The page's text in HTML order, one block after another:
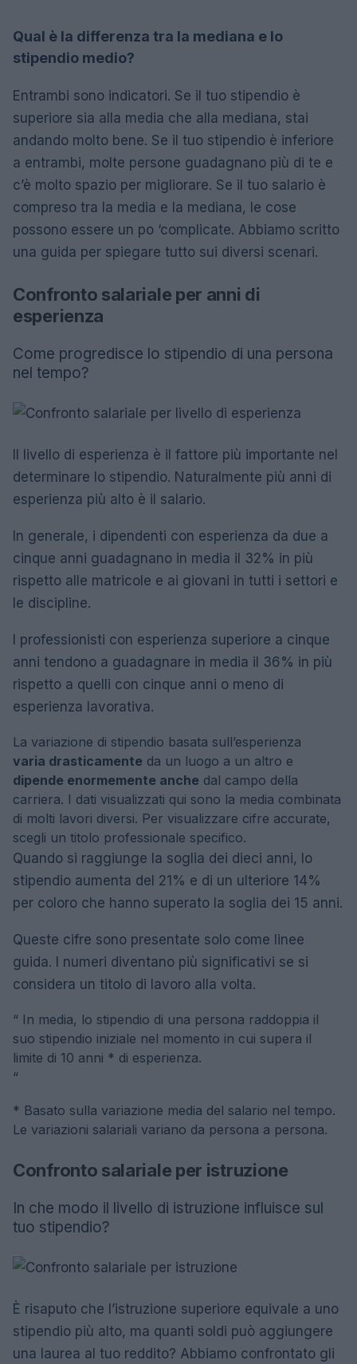
Qual è la differenza tra la mediana e lo
stipendio medio?
Entrambi sono indicatori. Se il tuo stipendio è
superiore sia alla media che alla mediana, stai
andando molto bene. Se il tuo stipendio è inferiore
a entrambi, molte persone guadagnano più di te e
c’è molto spazio per migliorare. Se il tuo salario è
compreso tra la media e la mediana, le cose
possono essere un po ‘complicate. Abbiamo scritto
una guida per spiegare tutto sui diversi scenari.
Confronto salariale per anni di
esperienza
Come progredisce lo stipendio di una persona
nel tempo?
Il livello di esperienza è il fattore più importante nel
determinare lo stipendio. Naturalmente più anni di
esperienza più alto è il salario.
In generale, i dipendenti con esperienza da due a
cinque anni guadagnano in media il 32% in più
rispetto alle matricole e ai giovani in tutti i settori e
le discipline.
I professionisti con esperienza superiore a cinque
anni tendono a guadagnare in media il 36% in più
rispetto a quelli con cinque anni o meno di
esperienza lavorativa.
La variazione di stipendio basata sull’esperienza
varia drasticamente da un luogo a un altro e
dipende enormemente anche dal campo della
carriera. I dati visualizzati qui sono la media combinata
di molti lavori diversi. Per visualizzare cifre accurate,
scegli un titolo professionale specifico.
Quando si raggiunge la soglia dei dieci anni, lo
stipendio aumenta del 21% e di un ulteriore 14%
per coloro che hanno superato la soglia dei 15 anni.
Queste cifre sono presentate solo come linee
guida. I numeri diventano più significativi se si
considera un titolo di lavoro alla volta.
“ In media, lo stipendio di una persona raddoppia il
suo stipendio iniziale nel momento in cui supera il
limite di 10 anni * di esperienza.
“
* Basato sulla variazione media del salario nel tempo.
Le variazioni salariali variano da persona a persona.
Confronto salariale per istruzione
In che modo il livello di istruzione influisce sul
tuo stipendio?
È risaputo che l’istruzione superiore equivale a uno
stipendio più alto, ma quanti soldi può aggiungere
una laurea al tuo reddito? Abbiamo confrontato gli